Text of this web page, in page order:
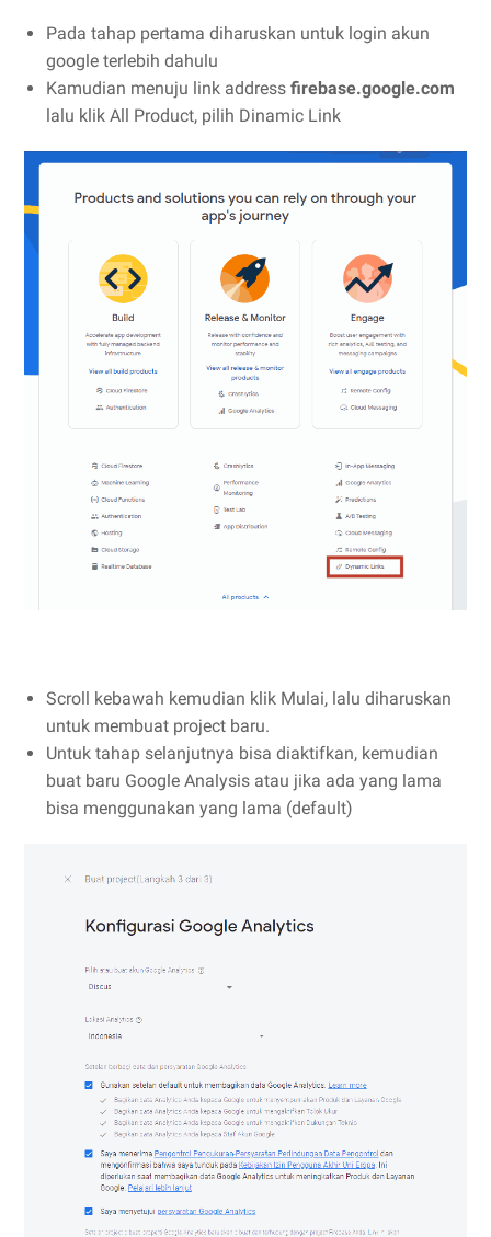
Pada tahap pertama diharuskan untuk login akun
google terlebih dahulu
Kamudian menuju link address firebase.google.com
lalu klik All Product, pilih Dinamic Link
Scroll kebawah kemudian klik Mulai, lalu diharuskan
untuk membuat project baru.
Untuk tahap selanjutnya bisa diaktifkan, kemudian
buat baru Google Analysis atau jika ada yang lama
bisa menggunakan yang lama (default)